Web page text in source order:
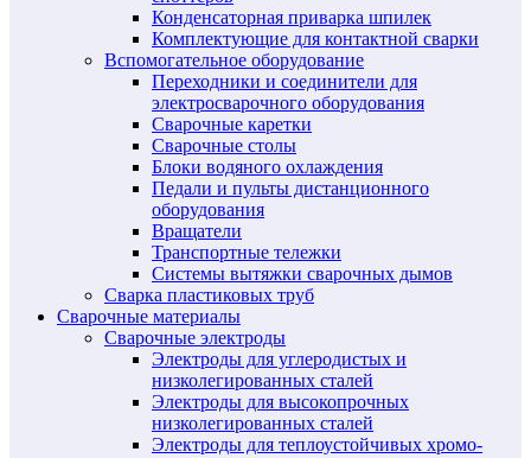
Конденсаторная приварка шпилек
Комплектующие для контактной сварки
Вспомогательное оборудование
Переходники и соединители для
электросварочного оборудования
Сварочные каретки
Сварочные столы
Блоки водяного охлаждения
Педали и пульты дистанционного
оборудования
Вращатели
Транспортные тележки
Системы вытяжки сварочных дымов
Сварка пластиковых труб
Сварочные материалы
Сварочные электроды
Электроды для углеродистых и
низколегированных сталей
Электроды для высокопрочных
низколегированных сталей
Электроды для теплоустойчивых хромо-